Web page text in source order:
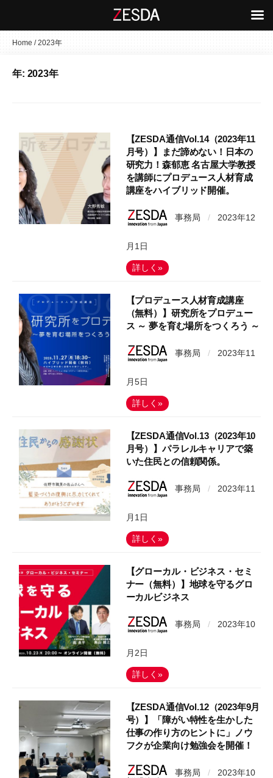
コ
Home /2023年
年: 2023年
【ZESDA通信Vol.14（2023年11
月号）】まだ諦めない！日本の
研究力！森郁恵 名古屋大学教授
を講師にプロデュース人材育成
講座をハイブリッド開催。
事務局 / 2023年12
月1日
詳しく»
【プロデュース人材育成講座
（無料）】研究所をプロデュー
ス ～ 夢を育む場所をつくろう ～
事務局 / 2023年11
月5日
詳しく»
【ZESDA通信Vol.13（2023年10
月号）】パラレルキャリアで築
いた住民との信頼関係。
事務局 / 2023年11
月1日
詳しく»
【グローカル・ビジネス・セミ
ナー（無料）】地球を守るグロ
ーカルビジネス
事務局 / 2023年10
月2日
詳しく»
【ZESDA通信Vol.12（2023年9月
号）】「障がい特性を生かした
仕事の作り方のヒントに」ノウ
フクが企業向け勉強会を開催！
事務局 / 2023年10